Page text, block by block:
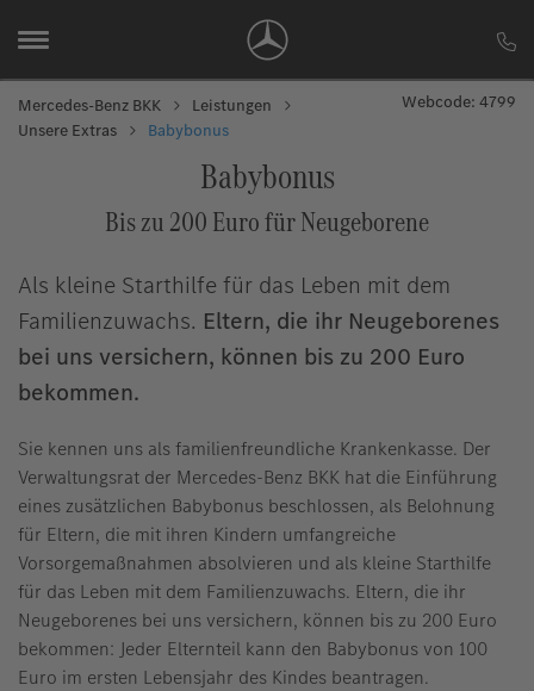
Mercedes-Benz BKK
Leistungen
Unsere Extras
Babybonus
Webcode: 4799
Babybonus
Bis zu 200 Euro für Neugeborene
Als kleine Starthilfe für das Leben mit dem
Familienzuwachs. Eltern, die ihr Neugeborenes
bei uns versichern, können bis zu 200 Euro
bekommen.
Sie kennen uns als familienfreundliche Krankenkasse. Der
Verwaltungsrat der Mercedes-Benz BKK hat die Einführung
eines zusätzlichen Babybonus beschlossen, als Belohnung
für Eltern, die mit ihren Kindern umfangreiche
Vorsorgemaßnahmen absolvieren und als kleine Starthilfe
für das Leben mit dem Familienzuwachs. Eltern, die ihr
Neugeborenes bei uns versichern, können bis zu 200 Euro
bekommen: Jeder Elternteil kann den Babybonus von 100
Euro im ersten Lebensjahr des Kindes beantragen.